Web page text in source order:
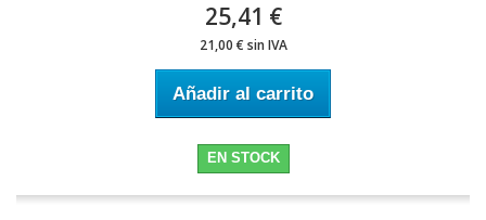
25,41 €
21,00 € sin IVA
Añadir al carrito
EN STOCK